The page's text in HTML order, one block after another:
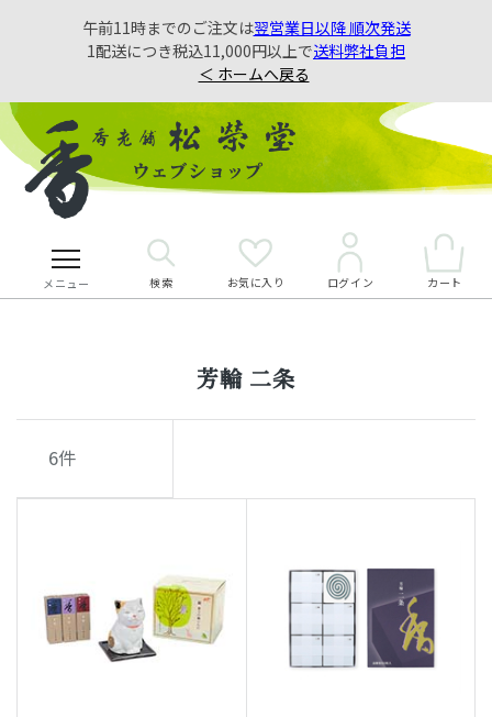
午前11時までのご注文は翌営業日以降 順次発送
1配送につき税込11,000円以上で送料弊社負担
＜ ホームへ戻る
メニュー 検索 お気に入り ログイン カート
芳輪 二条
6件